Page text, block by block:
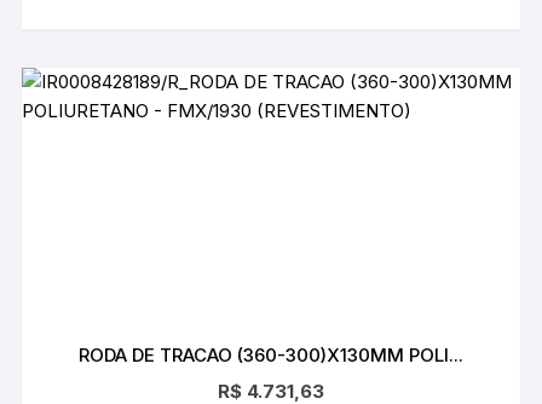
RODA DE TRACAO (360-300)X130MM POLI...
R$4.731,63